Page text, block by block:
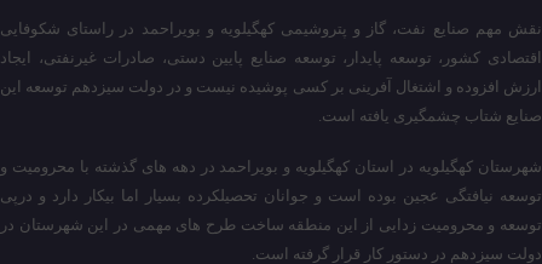
نقش مهم صنایع نفت، گاز و پتروشیمی کهگیلویه و بویراحمد در راستای شکوفایی
اقتصادی کشور، توسعه پایدار، توسعه صنایع پایین دستی، صادرات غیرنفتی، ایجاد
ارزش افزوده و اشتغال آفرینی بر کسی پوشیده نیست و در دولت سیزدهم توسعه این
صنایع شتاب چشمگیری یافته است.
شهرستان کهگیلویه در استان کهگیلویه و بویراحمد در دهه های گذشته با محرومیت و
توسعه نیافتگی عجین بوده است و جوانان تحصیلکرده بسیار اما بیکار دارد و درپی
توسعه و محرومیت زدایی از این منطقه ساخت طرح های مهمی در این شهرستان در
دولت سیزدهم در دستور کار قرار گرفته است.